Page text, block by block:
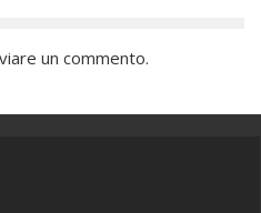
un commento.